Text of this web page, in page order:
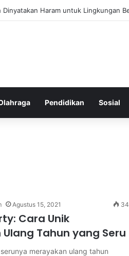
Kembali di Timnya
Pendidikan Sosial
Agustus 15, 2021 34
Cara Unik
Tahun yang Seru
merayakan ulang tahun